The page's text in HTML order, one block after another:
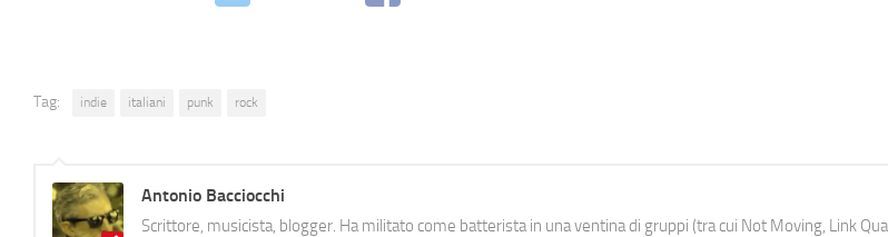
Tag: indie italiani punk rock
Antonio Bacciocchi
Scrittore, musicista, blogger. Ha militato come batterista in una ventina di gruppi (tra cui Not Moving, Link